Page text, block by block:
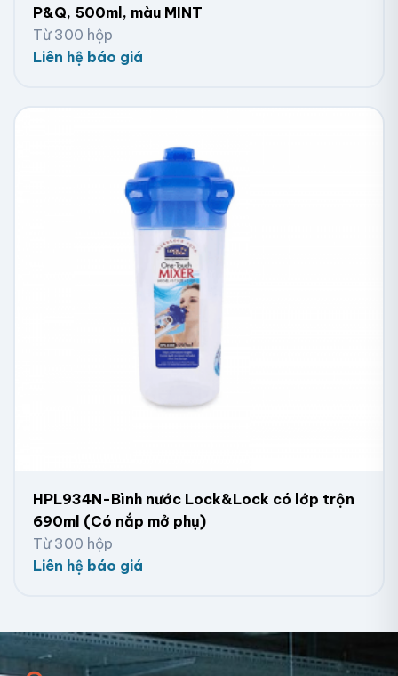
P&Q, 500ml, màu MINT
Từ 300 hộp
Liên hệ báo giá
HPL934N-Bình nước Lock&Lock có lớp trộn
690ml (Có nắp mở phụ)
Từ 300 hộp
Liên hệ báo giá